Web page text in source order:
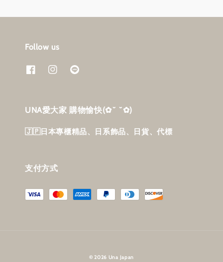
Follow us
UNA愛大家 購物愉快‎(✿˘ ˘✿)
🇯🇵日本專櫃精品、日系飾品、日貨、代標
支付方式
© 2026 Una Japan